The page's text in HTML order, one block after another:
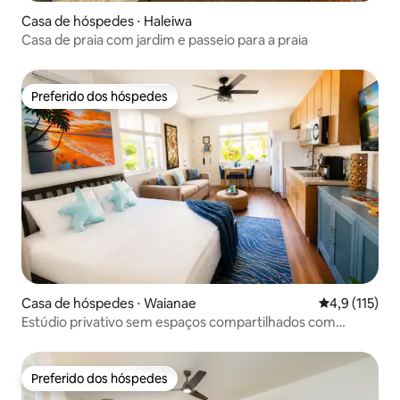
Casa de hóspedes ⋅ Haleiwa
Casa de praia com jardim e passeio para a praia
Preferido dos hóspedes
Preferido dos hóspedes
Casa de hóspedes ⋅ Waianae 4,9 de uma
4,9 (115)
Estúdio privativo sem espaços compartilhados com
Preferido dos hóspedes
Preferido dos hóspedes